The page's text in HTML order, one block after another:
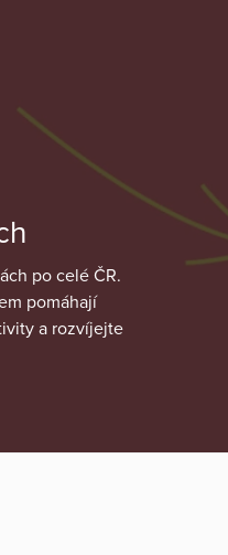
po celé ČR.
pomáhají
a rozvíjejte